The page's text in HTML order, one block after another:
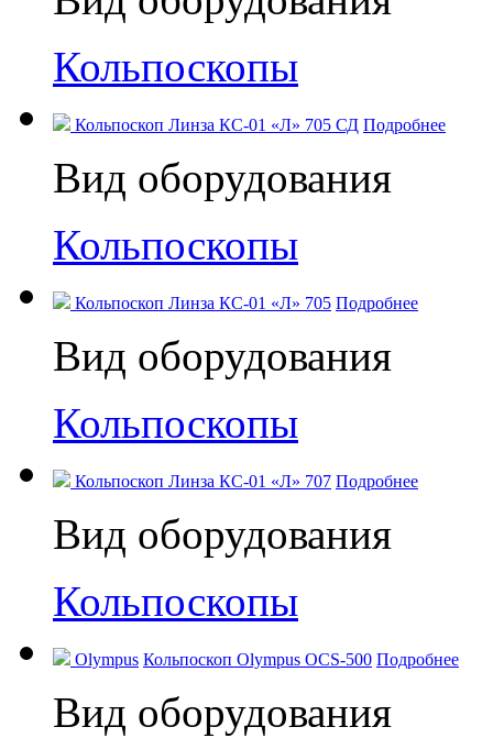
Кольпоскопы
Кольпоскоп Линза КС-01 «Л» 705 СД Подробнее
Вид оборудования
Кольпоскопы
Кольпоскоп Линза КС-01 «Л» 705 Подробнее
Вид оборудования
Кольпоскопы
Кольпоскоп Линза КС-01 «Л» 707 Подробнее
Вид оборудования
Кольпоскопы
Olympus Кольпоскоп Olympus OCS-500 Подробнее
Вид оборудования